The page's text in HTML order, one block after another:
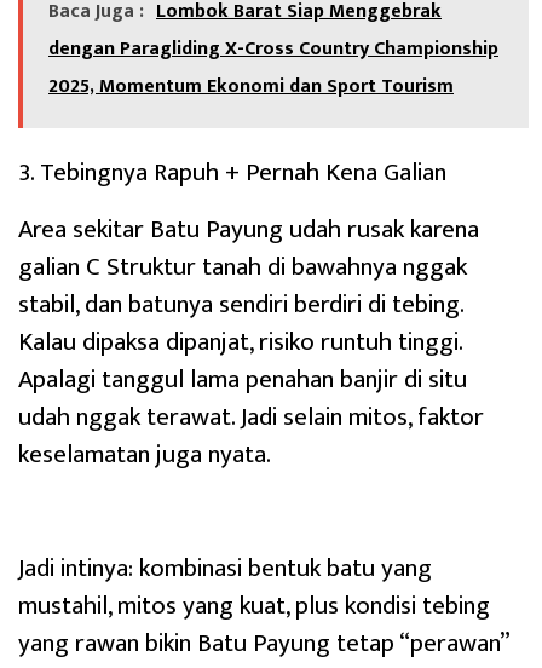
Baca Juga : Lombok Barat Siap Menggebrak
dengan Paragliding X-Cross Country Championship
2025, Momentum Ekonomi dan Sport Tourism
3. Tebingnya Rapuh + Pernah Kena Galian
Area sekitar Batu Payung udah rusak karena
galian C Struktur tanah di bawahnya nggak
stabil, dan batunya sendiri berdiri di tebing.
Kalau dipaksa dipanjat, risiko runtuh tinggi.
Apalagi tanggul lama penahan banjir di situ
udah nggak terawat. Jadi selain mitos, faktor
keselamatan juga nyata.
Jadi intinya: kombinasi bentuk batu yang
mustahil, mitos yang kuat, plus kondisi tebing
yang rawan bikin Batu Payung tetap “perawan”